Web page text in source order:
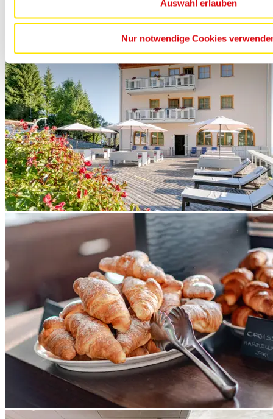
Auswahl erlauben
Nur notwendige Cookies